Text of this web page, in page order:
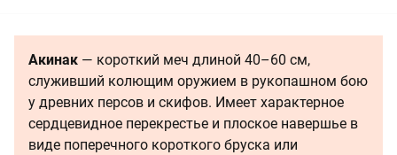
Акинак — короткий меч длиной 40–60 см,
служивший колющим оружием в рукопашном бою
у древних персов и скифов. Имеет характерное
сердцевидное перекрестье и плоское навершье в
виде поперечного короткого бруска или